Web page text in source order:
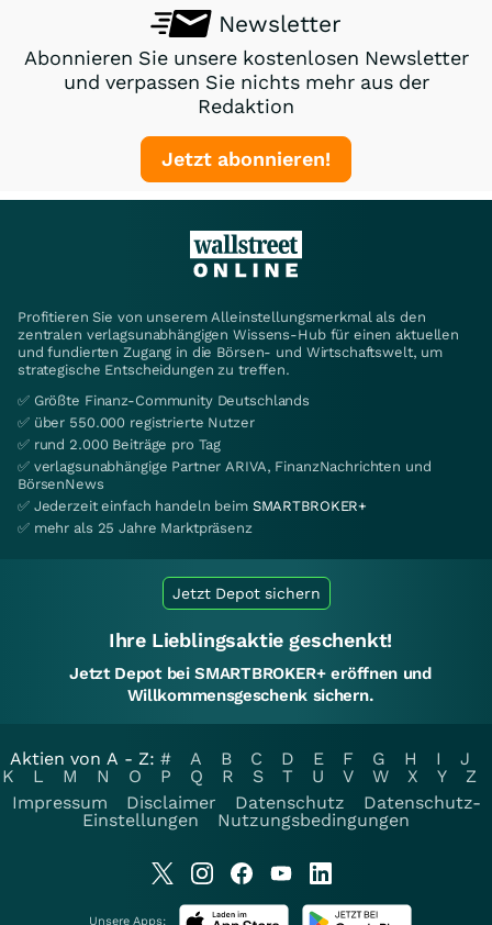
Newsletter
Abonnieren Sie unsere kostenlosen Newsletter
und verpassen Sie nichts mehr aus der
Redaktion
Jetzt abonnieren!
Profitieren Sie von unserem Alleinstellungsmerkmal als den
zentralen verlagsunabhängigen Wissens-Hub für einen aktuellen
und fundierten Zugang in die Börsen- und Wirtschaftswelt, um
strategische Entscheidungen zu treffen.
✅ Größte Finanz-Community Deutschlands
✅ über 550.000 registrierte Nutzer
✅ rund 2.000 Beiträge pro Tag
✅ verlagsunabhängige Partner ARIVA, FinanzNachrichten und
BörsenNews
✅ Jederzeit einfach handeln beim SMARTBROKER+
✅ mehr als 25 Jahre Marktpräsenz
Jetzt Depot sichern
Ihre Lieblingsaktie geschenkt!
Jetzt Depot bei SMARTBROKER+ eröffnen und
Willkommensgeschenk sichern.
Aktien von A - Z: # A B C D E F G H I
J
K
L M N O P Q R S T U V W X Y
Z
Impressum
Disclaimer Datenschutz
Datenschutz-
Einstellungen
Nutzungsbedingungen
Unsere Apps: